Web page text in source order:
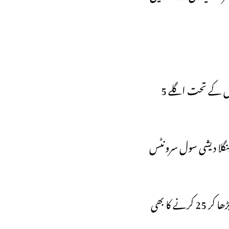
دفتر خارجہ نے بتایا کہ نائب وزیراعظم اسحاق ڈار کے دورہ کے موقع پر پاکستان نے پاک بنگلا دیش علمی راہداری کا اعلان کیا ہے، جس کے تحت اگلے 5
ان میں سے ایک چوتھائی اسکالرشپس طب کے شعبے میں دی جائیں گی، اس کے علاوہ، اسی مدت کے دوران 100 بنگلا دیشی سول سرونٹس
اس کے علاوہ پاکستان نے پاکستان ٹیکنیکل اسسٹنس پروگرام کے تحت بنگلا دیشی طلبا کو دی جانے والی اسکالرشپس کی تعداد 5 سے بڑھا کر 25 کرنے کا بھی